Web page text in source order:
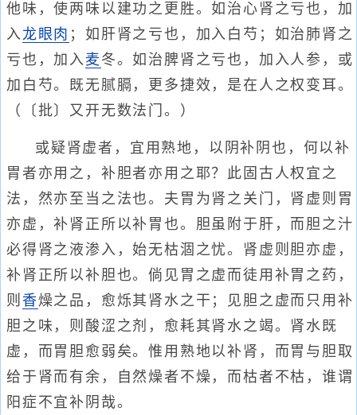
他味，使两味以建功之更胜。如治心肾之亏也，加
入龙眼肉 ；如肝肾之亏也，加入白芍；如治肺肾之
亏也，加入麦 冬。如治脾肾之亏也，加入人参，或
加白芍。既无腻膈，更多捷效，是在人之权变耳。
（〔批〕又开无数法门。）
或疑肾虚者，宜用熟地，以阴补阴也，何以补
胃者亦用之，补胆者亦用之耶？此固古人权宜之
法，然亦至当之法也。夫胃为肾之关门，肾虚则胃
亦虚，补肾正所以补胃也。胆虽附于肝，而胆之汁
必得肾之液渗入，始无枯涸之忧。肾虚则胆亦虚，
补肾正所以补胆也。倘见胃之虚而徒用补胃之药，
则 香燥之品，愈烁其肾水之干；见胆之虚而只用补
胆之味，则酸涩之剂，愈耗其肾水之竭。肾水既
虚，而胃胆愈弱矣。惟用熟地以补肾，而胃与胆取
给于肾而有余，自然燥者不燥，而枯者不枯，谁谓
阳症不宜补阴哉。